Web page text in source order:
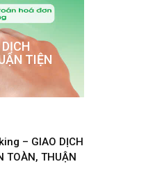
TIỆN
– GIAO DỊCH
TOÀN, THUẬN